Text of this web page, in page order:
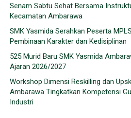
Senam Sabtu Sehat Bersama
Kecamatan Ambarawa
SMK Yasmida Serahkan Peserta
Pembinaan Karakter dan Kedisiplinan
525 Murid Baru SMK Yasmida
Ajaran 2026/2027
Workshop Dimensi Reskilling dan
Ambarawa Tingkatkan Kompetensi
Industri